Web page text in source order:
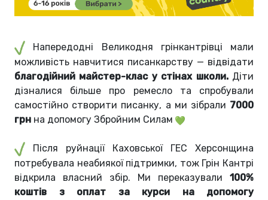
Напередодні Великодня грінкантрівці мали
можливість навчитися писанкарству — відвідати
благодійний майстер-клас у стінах школи.Діти
дізналися більше про ремесло та спробували
самостійно створити писанку, а ми зібрали 7000
грн на допомогу Збройним Силам
Після руйнації Каховської ГЕС Херсонщина
потребувала неабиякої підтримки, тож Грін Кантрі
відкрила власний збір. Ми переказували 100%
коштів з оплат за курси на допомогу